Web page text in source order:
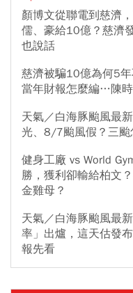
顏博文從聯電到慈濟
儒、豪給10億？慈濟
也說話
慈濟被騙10億為何5
當年財報怎麼編…陳
天氣／白海豚颱風最
光、8/7颱風假？三
健身工廠 vs World
勝，獲利卻輸給柏文
金雞母？
天氣／白海豚颱風最
率」出爐，這天估發
報先看